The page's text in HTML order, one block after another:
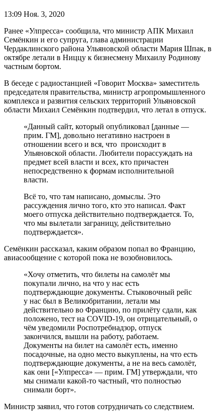
13:09 Ноя. 3, 2020
Ранее «Улпресса» сообщила, что министр АПК Михаил
Семёнкин и его супруга, глава администрации
Чердаклинского района Ульяновской области Мария Шпак, в
октябре летали в Ниццу к бизнесмену Михаилу Родинову
частным бортом.
В беседе с радиостанцией «Говорит Москва» заместитель
председателя правительства, министр агропромышленного
комплекса и развития сельских территорий Ульяновской
области Михаил Семёнкин подтвердил, что летал в отпуск.
«Данный сайт, который опубликовал [данные —
прим. ГМ], довольно негативно настроен в
отношении всего и вся, что происходит в
Ульяновской области. Любители порассуждать на
предмет всей власти и всех, кто причастен
непосредственно к формам исполнительной
власти.
Всё то, что там написано, домыслы. Это
рассуждения лично того, кто это написал. Факт
моего отпуска действительно подтверждается. То,
что мы вылетали заграницу, действительно
подтверждается».
Семёнкин рассказал, каким образом попал во Францию,
авиасообщение с которой пока не возобновилось.
«Хочу отметить, что билеты на самолёт мы
покупали лично, на что у нас есть
подтверждающие документы. Стыковочный рейс
у нас был в Великобритании, летали мы
действительно во Францию, по прилёту сдали, как
положено, тест на COVID-19, он отрицательный, о
чём уведомили Роспотребнадзор, отпуск
закончился, вышли на работу, работаем.
Документы на билет на самолёт есть, именно
посадочные, на одно место выкуплены, на что есть
подтверждающие документы, а не на весь самолёт,
как они [«Улпресса» — прим. ГМ] утверждали, что
мы снимали какой-то частный, что полностью
снимали борт».
Министр заявил, что готов сотрудничать со следствием.